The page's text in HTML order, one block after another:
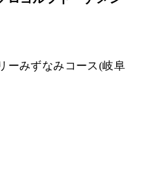
ーみずなみコース(岐阜